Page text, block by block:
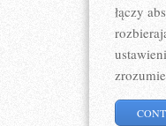
łączy